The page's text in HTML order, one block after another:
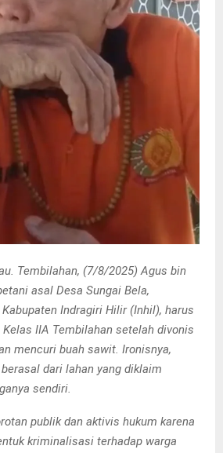
Tembilahan, (7/8/2025) Agus bin
asal Desa Sungai Bela,
Indragiri Hilir (Inhil), harus
IIA Tembilahan setelah divonis
mencuri buah sawit. Ironisnya,
dari lahan yang diklaim
sendiri.
publik dan aktivis hukum karena
kriminalisasi terhadap warga